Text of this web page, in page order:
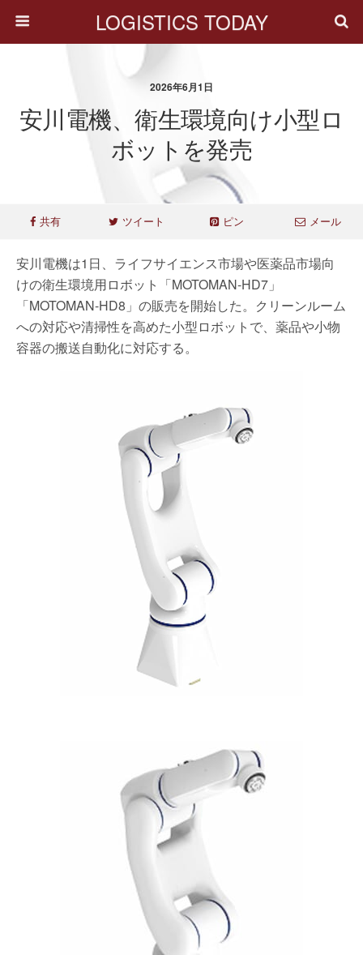
LOGISTICS TODAY
2026年6月1日
安川電機、衛生環境向け小型ロ
ボットを発売
共有 ツイート ピン メール
安川電機は1日、ライフサイエンス市場や医薬品市場向
けの衛生環境用ロボット「MOTOMAN-HD7」
「MOTOMAN-HD8」の販売を開始した。クリーンルーム
への対応や清掃性を高めた小型ロボットで、薬品や小物
容器の搬送自動化に対応する。